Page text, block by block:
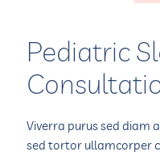
Pediatric
Viverra purus sed diam
sed tortor ullamcorper